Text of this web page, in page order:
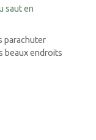
saut en
parachuter
beaux endroits